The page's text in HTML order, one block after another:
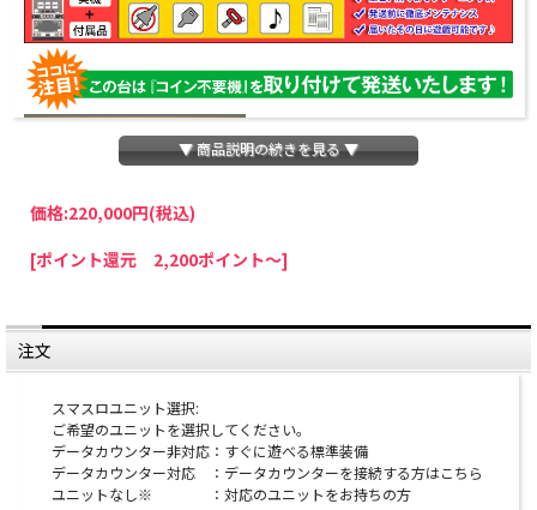
パチスロわっしょいでは、全ての台に「コイン不要機」を無料で取り付けて発送さ
せていただいております。コイン不要機をご利用になられますと、コインが必要な
ていただきましたら、ご注文価格より2000円引きいたします。
※在庫切れの台でも入荷している場合がありますので、電話かメールにてお問い合
わせ下さい。
注意事項
※こちらの台は製品の特性上、塗装剥げ・メッキ剥げ
▼ 商品説明の続きを見る ▼
価格:220,000円(税込)
[ポイント還元 2,200ポイント～]
注文
スマスロユニット選択:
ご希望のユニットを選択してください。
データカウンター非対応：すぐに遊べる標準装備
データカウンター対応 ：データカウンターを接続する方はこちら
ユニットなし※ ：対応のユニットをお持ちの方